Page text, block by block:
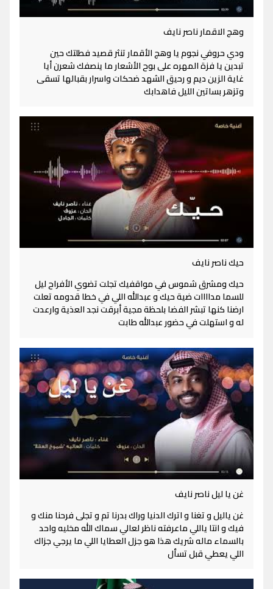
وهج الاقمار ناصر نايف
ودي حروفي نجوم يا وهج الأقمار تنثر قصيد فطلتك حين
تبدين يا فزة المهره على بوح الأشعار ما ينصفك شعرن أيا
غاية الزين ديم و رحيق الشهد ضحكات واسرار بقبالها تسقى
وتزهر بساتين الليل فاهدابك
حيك ناصر نايف
حيك ومشرق شموس في مواقفيك تجلت تضوي الأفراح ليل
للسما مداااات ضية حيك و عبدالله اللي في خطا قدومه تعلت
ارضنا كنها تبشر الفضا بلحظة مجية أبرقت نجد العذية وارعدت
له و استهلت في حضور عبدالله طابت
غن يا ليل ناصر نايف
غن ياليل و تغنا و اترك الدنيا وراك بدرنا تم و تجلى فرحنا منك و
فيك و انتا ياللي ماعرفته ناظر لعالي سماك الله مخليه واحد
بالسماء ماله شريك هذا هو جزل العطايا اللي ما يرجي جزاك
اللي يعطي قبل تسأل